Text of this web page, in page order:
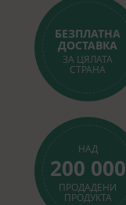
БЕЗПЛАТНА
ДОСТАВКА
ЗА ЦЯЛАТА
СТРАНА
НАД
200 000
ПРОДАДЕНИ
ПРОДУКТА